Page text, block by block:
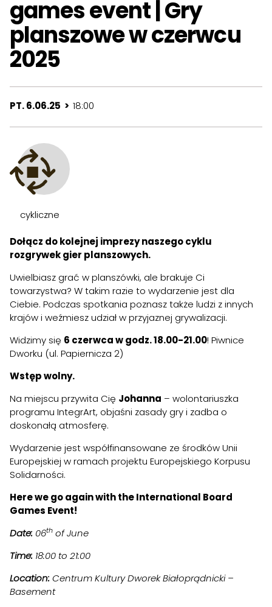
games event | Gry
planszowe w czerwcu
2025
PT. 6.06.25 > 18:00
cykliczne
Dołącz do kolejnej imprezy naszego cyklu
rozgrywek gier planszowych.
Uwielbiasz grać w planszówki, ale brakuje Ci
towarzystwa? W takim razie to wydarzenie jest dla
Ciebie. Podczas spotkania poznasz także ludzi z innych
krajów i weźmiesz udział w przyjaznej grywalizacji.
Widzimy się 6 czerwca w godz. 18.00-21.00! Piwnice
Dworku (ul. Papiernicza 2)
Wstęp wolny.
Na miejscu przywita Cię Johanna – wolontariuszka
programu IntegrArt, objaśni zasady gry i zadba o
doskonałą atmosferę.
Wydarzenie jest współfinansowane ze środków Unii
Europejskiej w ramach projektu Europejskiego Korpusu
Solidarności.
Here we go again with the International Board
Games Event!
Date: 06th of June
Time: 18:00 to 21:00
Location:Centrum Kultury Dworek Białoprądnicki –
Basement